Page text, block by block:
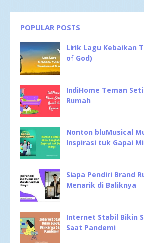
POPULAR POSTS
Lirik Lagu Kebaikan
of God)
IndiHome Teman
Rumah
Nonton bluMusical
Inspirasi tuk Gapai
Siapa Pendiri Brand
Menarik di Baliknya
Internet Stabil Bikin
Saat Pandemi